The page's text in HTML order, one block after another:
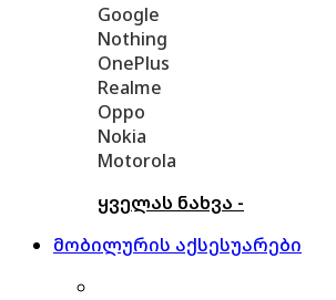
Google
Nothing
OnePlus
Realme
Oppo
Nokia
Motorola
ყველას ნახვა -
მობილურის აქსესუარები